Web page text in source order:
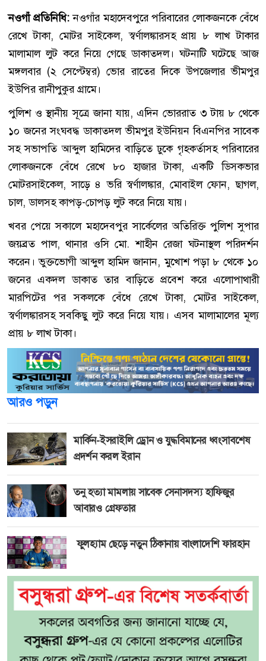
নওগাঁ প্রতিনিধি:নওগাঁর মহাদেবপুরে পরিবারের লোকজনকে বেঁধে
রেখে টাকা, মোটর সাইকেল, স্বর্ণালঙ্কারসহ প্রায় ৮ লাখ টাকার
মালামাল লুট করে নিয়ে গেছে ডাকাতদল। ঘটনাটি ঘটেছে আজ
মঙ্গলবার (২ সেপ্টেম্বর) ভোর রাতের দিকে উপজেলার ভীমপুর
ইউপির রানীপুকুর গ্রামে।
পুলিশ ও স্থানীয় সূত্রে জানা যায়, এদিন ভোররাত ৩ টায় ৮ থেকে
১০ জনের সংঘবদ্ধ ডাকাতদল ভীমপুর ইউনিয়ন বিএনপির সাবেক
সহ সভাপতি আব্দুল হামিদের বাড়িতে ঢুকে গৃহকর্তাসহ পরিবারের
লোকজনকে বেঁধে রেখে ৮০ হাজার টাকা, একটি ডিসকভার
মোটরসাইকেল, সাড়ে ৪ ভরি স্বর্ণালঙ্কার, মোবাইল ফোন, ছাগল,
চাল, ডালসহ কাপড়-চোপড় লুট করে নিয়ে যায়।
খবর পেয়ে সকালে মহাদেবপুর সার্কেলের অতিরিক্ত পুলিশ সুপার
জয়ব্রত পাল, থানার ওসি মো. শাহীন রেজা ঘটনাস্থল পরিদর্শন
করেন। ভুক্তভোগী আব্দুল হামিদ জানান, মুখোশ পড়া ৮ থেকে ১০
জনের একদল ডাকাত তার বাড়িতে প্রবেশ করে এলোপাথারী
মারপিটের পর সকলকে বেঁধে রেখে টাকা, মোটর সাইকেল,
স্বর্ণালঙ্কারসহ সবকিছু লুট করে নিয়ে যায়। এসব মালামালের মূল্য
প্রায় ৮ লাখ টাকা।
আরও পড়ুন
মার্কিন-ইসরাইলি ড্রোন ও যুদ্ধবিমানের ধ্বংসাবশেষ
প্রদর্শন করল ইরান
তনু হত্যা মামলায় সাবেক সেনাসদস্য হাফিজুর
আবারও গ্রেফতার
ফুলহ্যাম ছেড়ে নতুন ঠিকানায় বাংলাদেশি ফারহান